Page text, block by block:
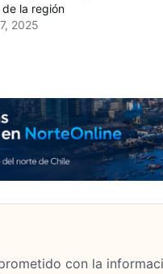
la región
2025
con la